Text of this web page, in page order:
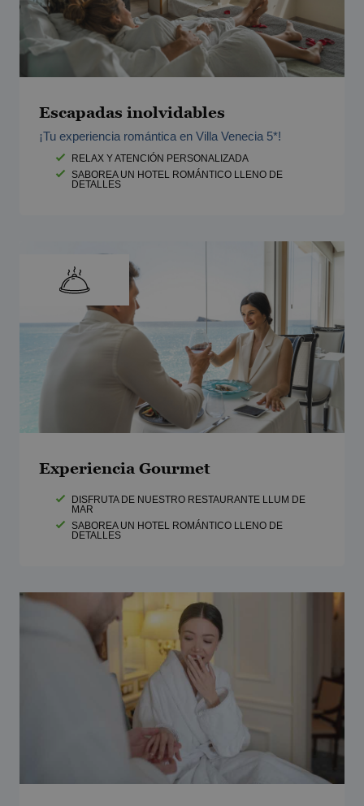
Escapadas inolvidables
¡Tu experiencia romántica en Villa Venecia 5*!
RELAX Y ATENCIÓN PERSONALIZADA
SABOREA UN HOTEL ROMÁNTICO LLENO DE
DETALLES
Experiencia Gourmet
DISFRUTA DE NUESTRO RESTAURANTE LLUM DE
MAR
SABOREA UN HOTEL ROMÁNTICO LLENO DE
DETALLES